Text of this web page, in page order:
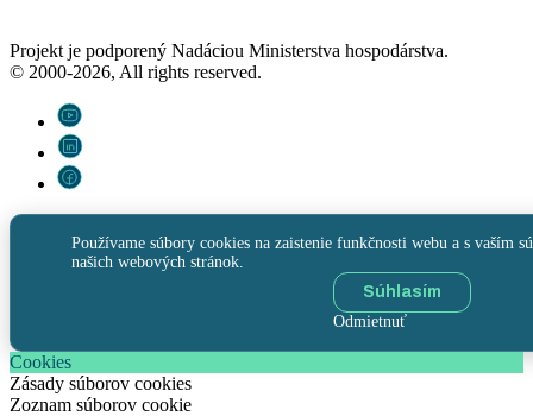
Projekt je podporený Nadáciou Ministerstva hospodárstva.
© 2000-2026, All rights reserved.
Používame súbory cookies na zaistenie funkčnosti webu a s vaším
našich webových stránok.
Súhlasím
Odmietnuť
Cookies
Zásady súborov cookies
Zoznam súborov cookie